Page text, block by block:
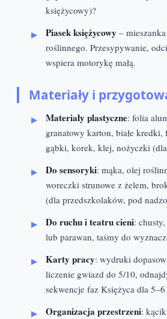
księżycowy)?
Piasek księżycowy –
roślinnego. Przesypywanie,
wspiera motorykę małą.
Materiały i
Materiały plastyczne: folia
granatowy karton, białe kredki,
gąbki, korek, klej, nożyczki
Do sensoryki: mąka, olej
woreczki strunowe z żelem,
(dla przedszkolaków, pod
Do ruchu i teatru cieni:
lub parawan, taśmy do
Karty pracy: wydruki
liczenie gwiazd do 5/10,
sekwencje faz Księżyca dla
Organizacja przestrzeni: